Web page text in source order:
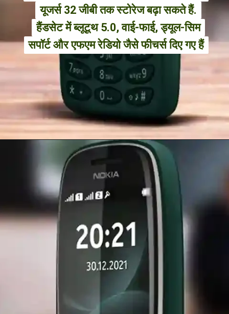
यूजर्स 32 जीबी तक स्टोरेज बढ़ा सकते हैं.
हैंडसेट में ब्लूटूथ 5.0, वाई-फाई, ड्यूल-सिम
सपॉर्ट और एफएम रेडियो जैसे फीचर्स दिए गए हैं
यूजर्स 32 जीबी तक स्टोरेज बढ़ा सकते हैं.
हैंडसेट में ब्लूटूथ 5.0, वाई-फाई, ड्यूल-सिम
सपॉर्ट और एफएम रेडियो जैसे फीचर्स दिए गए हैं